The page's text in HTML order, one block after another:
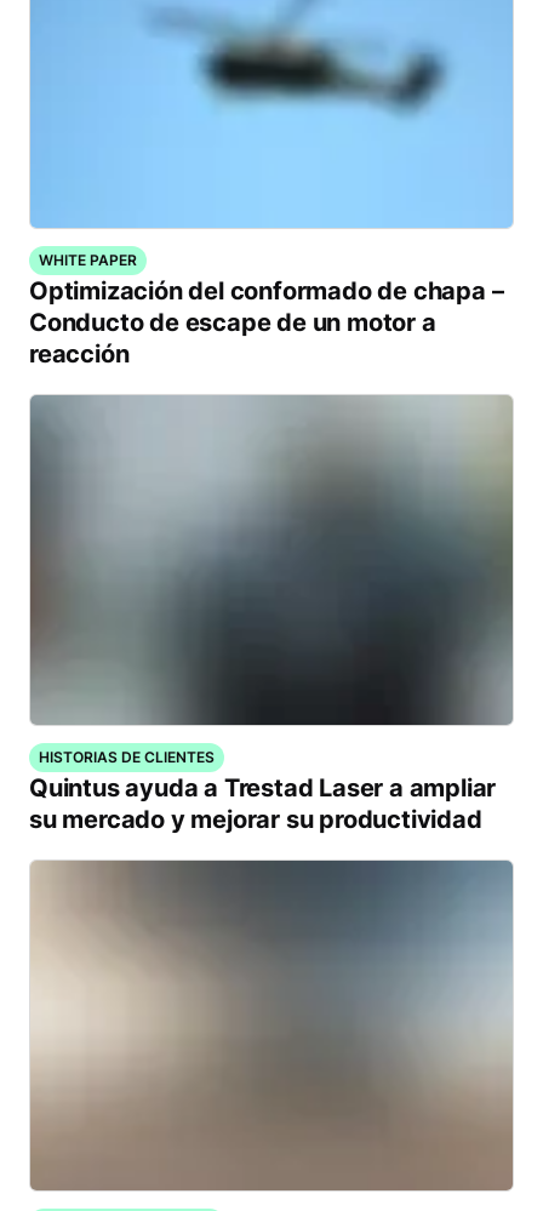
WHITE PAPER
Optimización del conformado de chapa –
Conducto de escape de un motor a
reacción
HISTORIAS DE CLIENTES
Quintus ayuda a Trestad Laser a ampliar
su mercado y mejorar su productividad